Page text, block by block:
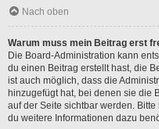
Nach oben
Warum muss mein Beitrag erst
Die Board-Administration kann
du einen Beitrag erstellt hast, die
ist auch möglich, dass die
hinzugefügt hat, bei denen sie die
auf der Seite sichtbar werden.
du weitere Informationen dazu